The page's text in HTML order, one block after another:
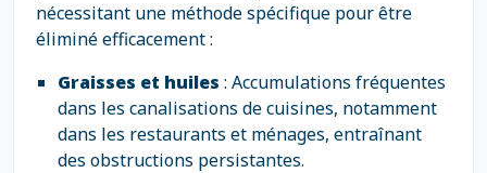
nécessitant une méthode spécifique pour être
éliminé efficacement :
Graisses et huiles : Accumulations fréquentes
dans les canalisations de cuisines, notamment
dans les restaurants et ménages, entraînant
des obstructions persistantes.